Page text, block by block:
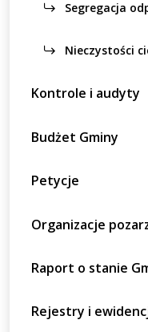
Segregacja
Nieczystości
Kontrole i audyty
Budżet Gminy
Petycje
Organizacje
Raport o stanie
Rejestry i